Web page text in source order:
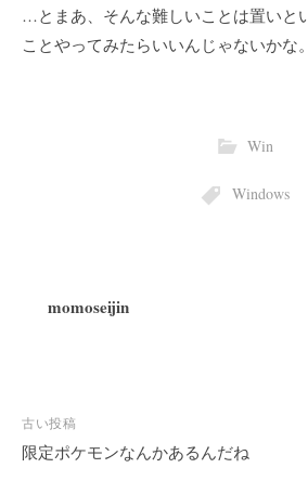
…とまあ、そんな難しいことは置いと
ことやってみたらいいんじゃないかな。
Win
Windows
momoseijin
投
稿
古い投稿
限定ポケモンなんかあるんだね